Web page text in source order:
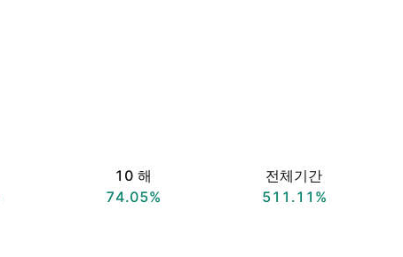
10 해
74.05%
전체기간
511.11%